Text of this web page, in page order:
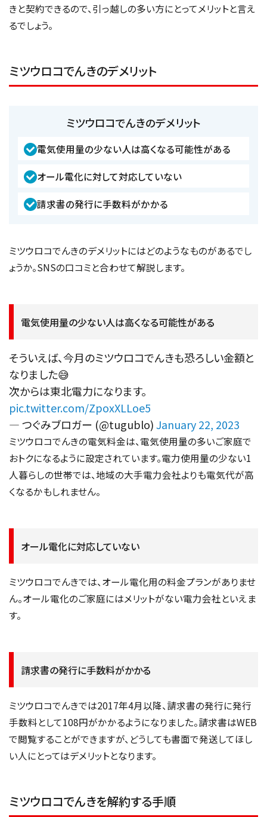
きと契約できるので、引っ越しの多い方にとってメリットと言え
るでしょう。
ミツウロコでんきのデメリット
ミツウロコでんきのデメリット
電気使用量の少ない人は高くなる可能性がある
オール電化に対して対応していない
請求書の発行に手数料がかかる
ミツウロコでんきのデメリットにはどのようなものがあるでし
ょうか。SNSの口コミと合わせて解説します。
電気使用量の少ない人は高くなる可能性がある
そういえば、今月のミツウロコでんきも恐ろしい金額と
なりました😅
次からは東北電力になります。
pic.twitter.com/ZpoxXLLoe5
— つぐみブロガー (@tugublo)January 22, 2023
ミツウロコでんきの電気料金は、電気使用量の多いご家庭で
おトクになるように設定されています。電力使用量の少ない1
人暮らしの世帯では、地域の大手電力会社よりも電気代が高
くなるかもしれません。
オール電化に対応していない
ミツウロコでんきでは、オール電化用の料金プランがありませ
ん。オール電化のご家庭にはメリットがない電力会社といえま
す。
請求書の発行に手数料がかかる
ミツウロコでんきでは2017年4月以降、請求書の発行に発行
手数料として108円がかかるようになりました。請求書はWEB
で閲覧することができますが、どうしても書面で発送してほし
い人にとってはデメリットとなります。
ミツウロコでんきを解約する手順